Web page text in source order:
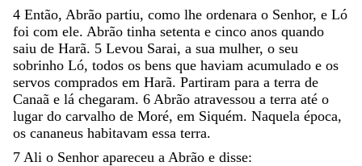
4 Então, Abrão partiu, como lhe ordenara o Senhor, e Ló
foi com ele. Abrão tinha setenta e cinco anos quando
saiu de Harã. 5 Levou Sarai, a sua mulher, o seu
sobrinho Ló, todos os bens que haviam acumulado e os
servos comprados em Harã. Partiram para a terra de
Canaã e lá chegaram. 6 Abrão atravessou a terra até o
lugar do carvalho de Moré, em Siquém. Naquela época,
os cananeus habitavam essa terra.
7 Ali o Senhor apareceu a Abrão e disse: